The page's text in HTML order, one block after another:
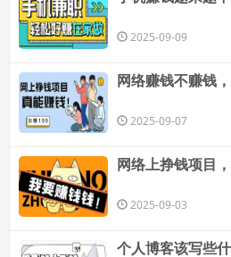
2025-09-09
网络赚钱不赚钱
2025-09-07
网络上挣钱项目，
2025-09-03
个人博客该写些